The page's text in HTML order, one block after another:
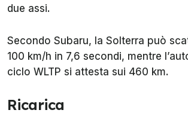
due assi.
Secondo Subaru, la Solterra può
100 km/h in 7,6 secondi, mentre
ciclo WLTP si attesta sui 460 km.
Ricarica